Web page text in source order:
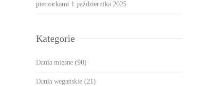
pieczarkami 1 października 2025
Kategorie
Dania mięsne (90)
Dania wegańskie (21)